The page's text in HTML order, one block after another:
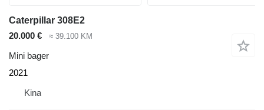
Caterpillar 308E2
20.000 €
≈ 39.100 KM
Mini bager
2021
Kina